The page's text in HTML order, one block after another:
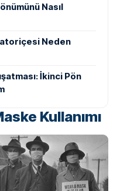
Nasıl
Neden
İkinci Pön
Kullanımı